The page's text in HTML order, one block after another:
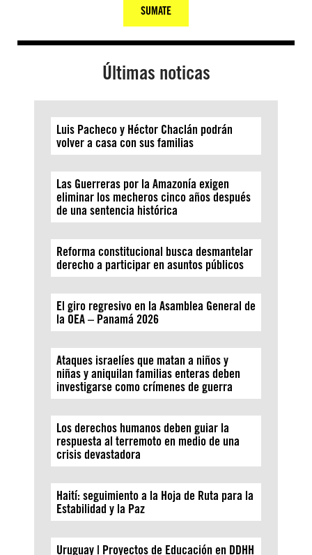
SUMATE
Últimas noticas
Luis Pacheco y Héctor Chaclán podrán
volver a casa con sus familias
Las Guerreras por la Amazonía exigen
eliminar los mecheros cinco años después
de una sentencia histórica
Reforma constitucional busca desmantelar
derecho a participar en asuntos públicos
El giro regresivo en la Asamblea General de
la OEA – Panamá 2026
Ataques israelíes que matan a niños y
niñas y aniquilan familias enteras deben
investigarse como crímenes de guerra
Los derechos humanos deben guiar la
respuesta al terremoto en medio de una
crisis devastadora
Haití: seguimiento a la Hoja de Ruta para la
Estabilidad y la Paz
Uruguay | Proyectos de Educación en DDHH